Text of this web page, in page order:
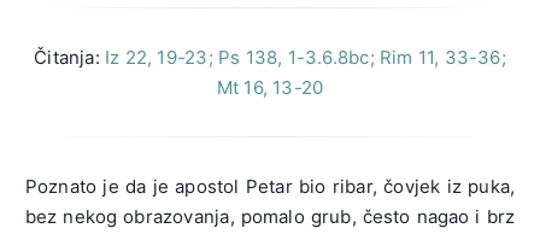
Čitanja: Iz 22, 19-23; Ps 138, 1-3.6.8bc; Rim 11, 33-36;
Mt 16, 13-20
Poznato je da je apostol Petar bio ribar, čovjek iz puka,
bez nekog obrazovanja, pomalo grub, često nagao i brz